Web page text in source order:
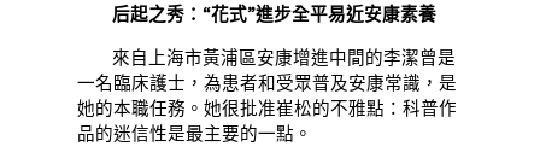
后起之秀：“花式”進步全平易近安康素養
來自上海市黃浦區安康增進中間的李潔曾是
一名臨床護士，為患者和受眾普及安康常識，是
她的本職任務。她很批准崔松的不雅點：科普作
品的迷信性是最主要的一點。